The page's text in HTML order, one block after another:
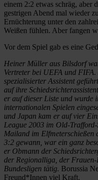
einem 2:2 etwas schräg, aber
gestrigen Abend mal wieder
Ernüchterung unter den
Weißen fühlen. Aber fangen
Vor dem Spiel gab es eine
Heiner Müller aus Bilsdorf
Vertreter bei UEFA und
spezialisierter Assistent
auf ihre
er auf dieser Liste und wurde
internationalen Spielen
und Japan kam er auf vier
League 2003 im Old-
Mailand im Elfmeterschießen
3:2 gewann, war ein ganz
er Obmann der
der Regionalliga, der
Bundesligen tätig. Borussia
Freund*Innen viel Kraft.